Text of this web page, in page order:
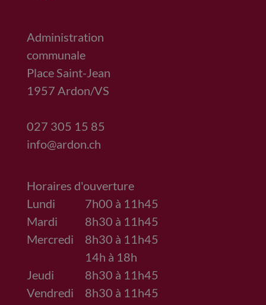
Administration
communale
Place Saint-Jean
1957 Ardon/VS
027 305 15 85
info@ardon.ch
Horaires d'ouverture
Lundi
7h00 à 11h45
Mardi
8h30 à 11h45
Mercredi
8h30 à 11h45
14h à 18h
Jeudi
8h30 à 11h45
Vendredi
8h30 à 11h45